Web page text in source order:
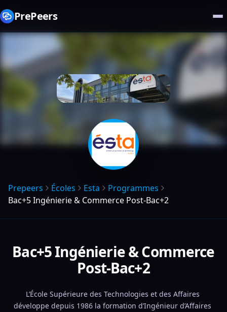
PrePeers
Prepeers Écoles Esta
Programmes
Bac+5 Ingénierie & Commerce Post-Bac+2
Bac+5 Ingénierie & Commerce
Post-Bac+2
L’École Supérieure des Technologies et des Affaires
développe depuis 1986 la formation d’Ingénieur d’Affaires